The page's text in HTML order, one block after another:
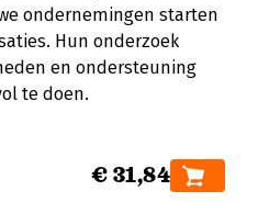
ondernemingen starten
Hun onderzoek
en ondersteuning
te doen.
€ 31,84